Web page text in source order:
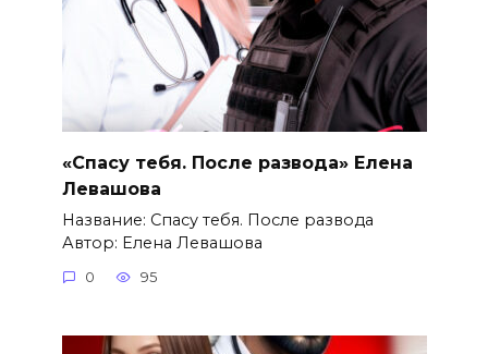
«Спасу тебя. После развода» Елена
Левашова
Название: Спасу тебя. После развода
Автор: Елена Левашова
0 95